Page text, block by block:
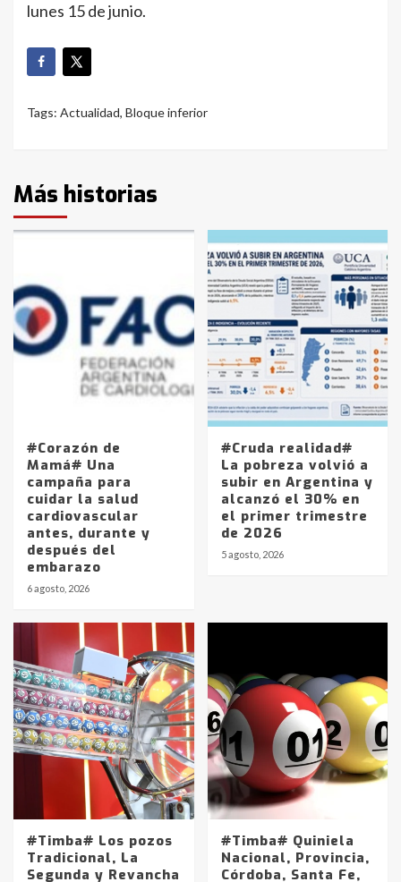
lunes 15 de junio.
Tags: Actualidad, Bloque inferior
Más historias
#Corazón de
Mamá# Una
campaña para
cuidar la salud
cardiovascular
antes, durante y
después del
embarazo
6 agosto, 2026
#Cruda realidad#
La pobreza volvió a
subir en Argentina y
alcanzó el 30% en
el primer trimestre
de 2026
5 agosto, 2026
#Timba# Los pozos
Tradicional, La
Segunda y Revancha
#Timba# Quiniela
Nacional, Provincia,
Córdoba, Santa Fe,